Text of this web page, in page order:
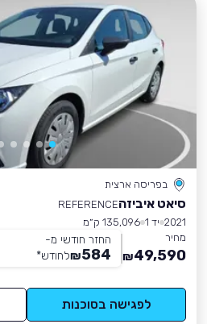
בפריסה ארצית
סיאט איביזהREFERENCE
2021 יד 1
135,096 ק״מ
מחיר
49,590
₪
החזר חודשי מ-
584
₪לחודש*
לפגישה בסוכנות